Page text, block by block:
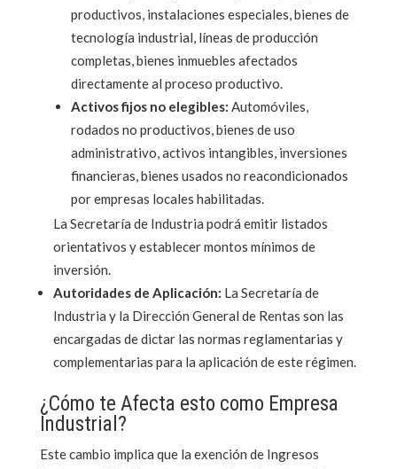
productivos, instalaciones especiales, bienes de
tecnología industrial, líneas de producción
completas, bienes inmuebles afectados
directamente al proceso productivo.
Activos fijos no elegibles: Automóviles,
rodados no productivos, bienes de uso
administrativo, activos intangibles, inversiones
financieras, bienes usados no reacondicionados
por empresas locales habilitadas.
La Secretaría de Industria podrá emitir listados
orientativos y establecer montos mínimos de
inversión.
Autoridades de Aplicación: La Secretaría de
Industria y la Dirección General de Rentas son las
encargadas de dictar las normas reglamentarias y
complementarias para la aplicación de este régimen.
¿Cómo te Afecta esto como Empresa
Industrial?
Este cambio implica que la exención de Ingresos